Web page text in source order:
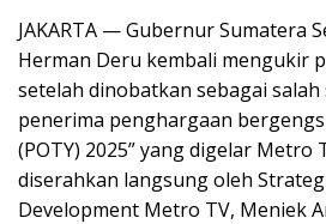
JAKARTA — Gubernur Sumatera
Herman Deru kembali mengukir
setelah dinobatkan sebagai salah
penerima penghargaan
(POTY) 2025” yang digelar Metro
diserahkan langsung oleh
Development Metro TV, Meniek